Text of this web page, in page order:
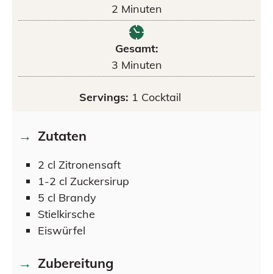
2 Minuten
Gesamt:
3 Minuten
Servings: 1 Cocktail
Zutaten
2 cl Zitronensaft
1-2 cl Zuckersirup
5 cl Brandy
Stielkirsche
Eiswürfel
Zubereitung